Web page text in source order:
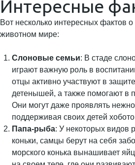
Интересные
Вот несколько интересных фактов
животном мире:
Слоновые семьи: В стаде
играют важную роль в
отцы активно участвуют в
детенышей, а также помогают в
Они могут даже проявлять
поддерживая своих детей
Папа-рыба: У некоторых видов
коньки, самцы берут на себя
морского конька вынашивает